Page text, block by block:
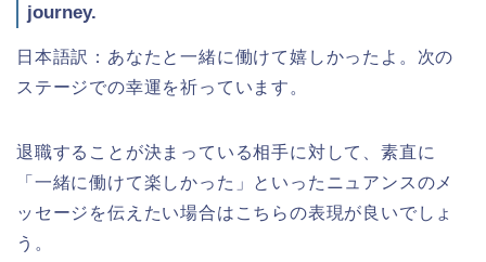
journey.
日本語訳：あなたと一緒に働けて嬉しかったよ。次の
ステージでの幸運を祈っています。
退職することが決まっている相手に対して、素直に
「一緒に働けて楽しかった」といったニュアンスのメ
ッセージを伝えたい場合はこちらの表現が良いでしょ
う。